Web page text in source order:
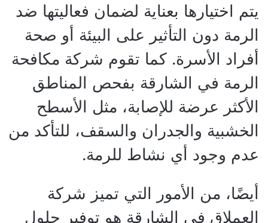
يتم اختيارها بعناية لضمان فعاليتها ضد
الرمة دون التأثير على البيئة أو صحة
أفراد الأسرة. كما تقوم شركة مكافحة
الرمة في الشارقة بفحص المناطق
الأكثر عرضة للإصابة، مثل الأسطح
الخشبية والجدران والسقف، للتأكد من
عدم وجود أي نشاط للرمة.
أيضًا، من الأمور التي تميز شركة
العملاق في الشارقة هو توفير حلول